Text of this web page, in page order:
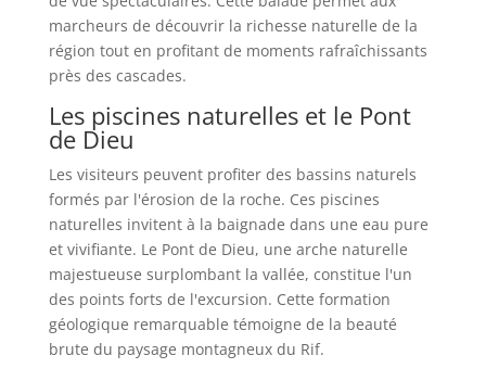
marcheurs de découvrir la richesse naturelle de la
région tout en profitant de moments rafraîchissants
près des cascades.
Les piscines naturelles et le Pont
de Dieu
Les visiteurs peuvent profiter des bassins naturels
formés par l'érosion de la roche. Ces piscines
naturelles invitent à la baignade dans une eau pure
et vivifiante. Le Pont de Dieu, une arche naturelle
majestueuse surplombant la vallée, constitue l'un
des points forts de l'excursion. Cette formation
géologique remarquable témoigne de la beauté
brute du paysage montagneux du Rif.